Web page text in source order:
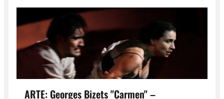
ARTE: Georges Bizets "Carmen" –